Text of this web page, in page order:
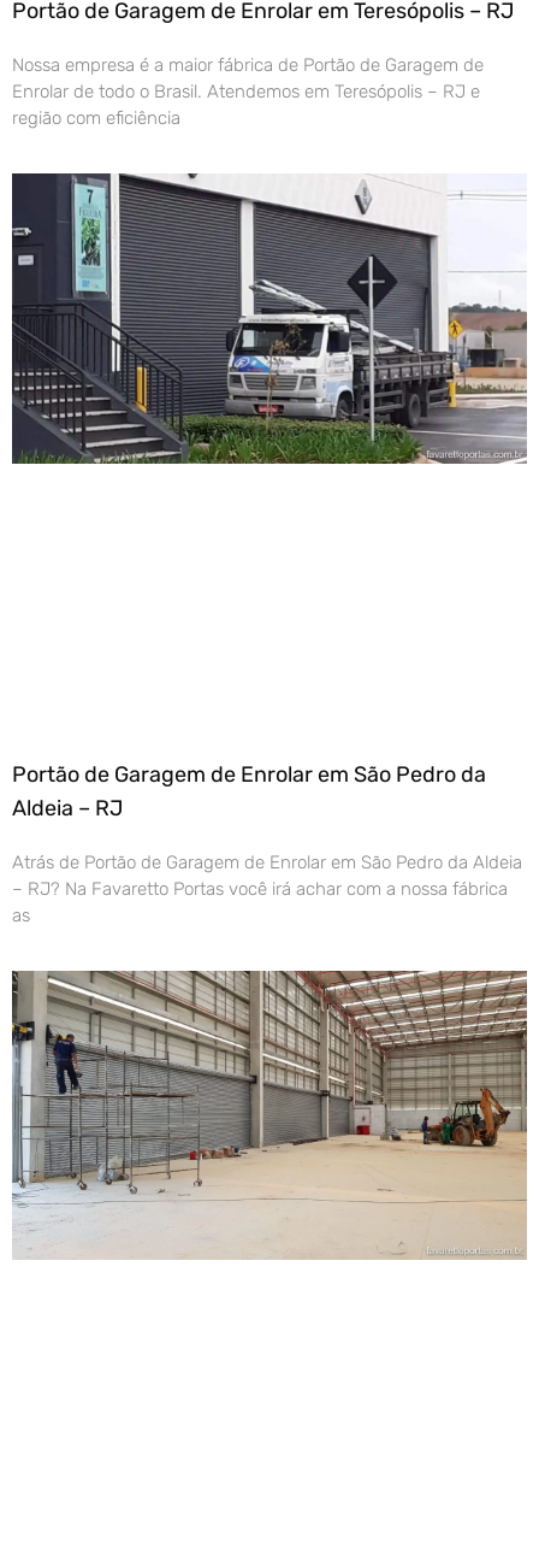
Portão de Garagem de Enrolar em Teresópolis – RJ
Nossa empresa é a maior fábrica de Portão de Garagem de
Enrolar de todo o Brasil. Atendemos em Teresópolis – RJ e
região com eficiência
Portão de Garagem de Enrolar em São Pedro da
Aldeia – RJ
Atrás de Portão de Garagem de Enrolar em São Pedro da Aldeia
– RJ? Na Favaretto Portas você irá achar com a nossa fábrica
as